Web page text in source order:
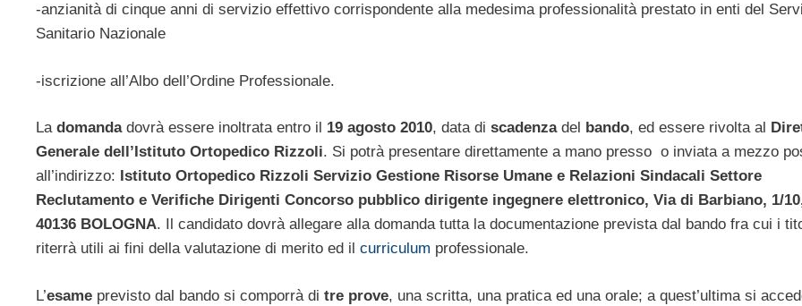
-anzianità di cinque anni di servizio effettivo corrispondente alla medesima professionalità prestato in enti del
Sanitario Nazionale
-iscrizione all’Albo dell’Ordine Professionale.
Ladomandadovrà essere inoltrata entro il 19 agosto 2010, data di scadenzadel bando, ed essere rivolta al
Generale dell’Istituto Ortopedico Rizzoli. Si potrà presentare direttamente a mano presso o inviata a mezzo
all’indirizzo: Istituto Ortopedico Rizzoli Servizio Gestione Risorse Umane e Relazioni Sindacali Settore
Reclutamento e Verifiche Dirigenti Concorso pubblico dirigente ingegnere elettronico, Via di Barbiano, 1/
40136 BOLOGNA. Il candidato dovrà allegare alla domanda tutta la documentazione prevista dal bando fra cui i
riterrà utili ai fini della valutazione di merito ed il curriculum professionale.
L’esame previsto dal bando si comporrà di tre prove, una scritta, una pratica ed una orale; a quest’ultima si